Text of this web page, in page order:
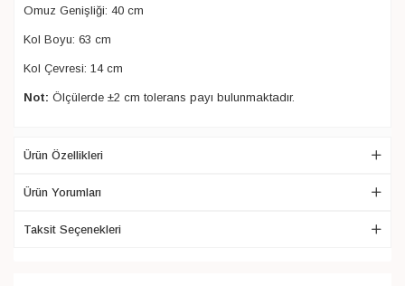
Omuz Genişliği: 40 cm
Kol Boyu: 63 cm
Kol Çevresi: 14 cm
Not: Ölçülerde ±2 cm tolerans payı bulunmaktadır.
Ürün Özellikleri
Ürün Yorumları
Taksit Seçenekleri